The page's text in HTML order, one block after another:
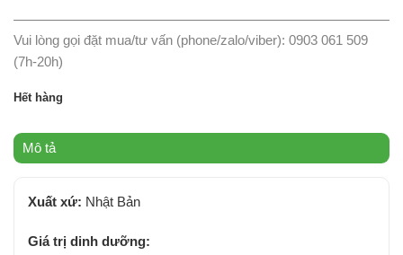
Vui lòng gọi đặt mua/tư vấn (phone/zalo/viber): 0903 061 509
(7h-20h)
Hết hàng
Mô tả
Xuất xứ: Nhật Bản
Giá trị dinh dưỡng: